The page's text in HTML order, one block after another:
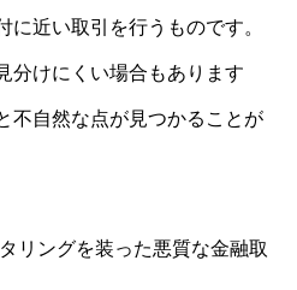
に近い取引を行うものです。
分けにくい場合もあります
不自然な点が見つかることが
リングを装った悪質な金融取